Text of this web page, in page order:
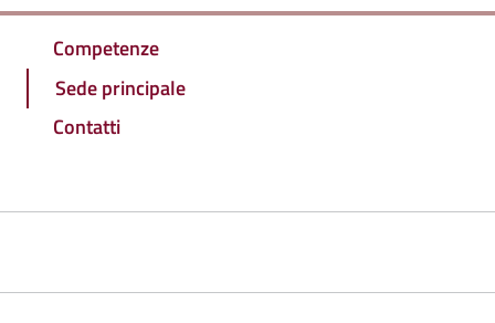
Competenze
Sede principale
Contatti